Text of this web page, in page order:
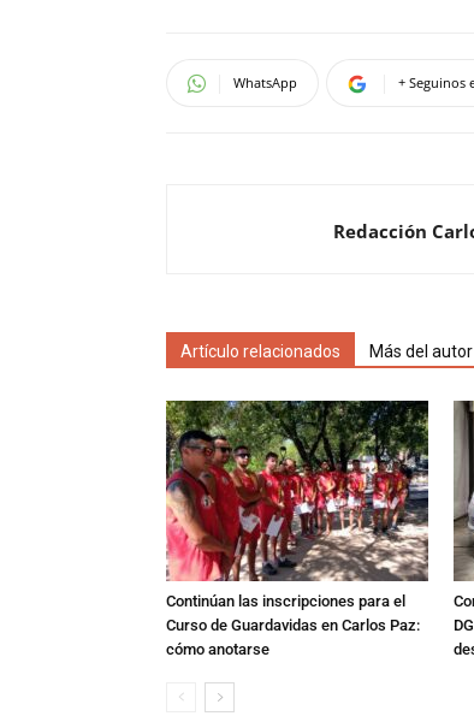
WhatsApp + Seguinos
Redacción
Artículo relacionados Más del autor
Continúan las inscripciones para el
Curso de Guardavidas en Carlos Paz:
cómo anotarse